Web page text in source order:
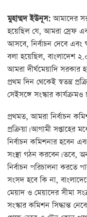
মুহাম্মদ ইউনূস:আমাদের
হয়েছিল যে, আমরা স্রেফ
আসবে, নির্বাচন দেবে এবং
বলা হয়েছিল, বাংলাদেশ
আমরা দীর্ঘমেয়াদি সরকার
প্রথম দিন থেকেই স্বতন্ত্র
সেইসঙ্গে সংস্কার
প্রথমত, আমরা নির্বাচন
প্রক্রিয়া। আগামী সপ্তাহের
নির্বাচন কমিশনার হবেন
সংস্থা গঠন করবেন। তবে,
নির্বাচন পরিচালনা করতে
সংসদ হবে কি না,
মেয়াদ ও মেয়াদের সীমা
সংস্কার কমিশন সিদ্ধান্ত